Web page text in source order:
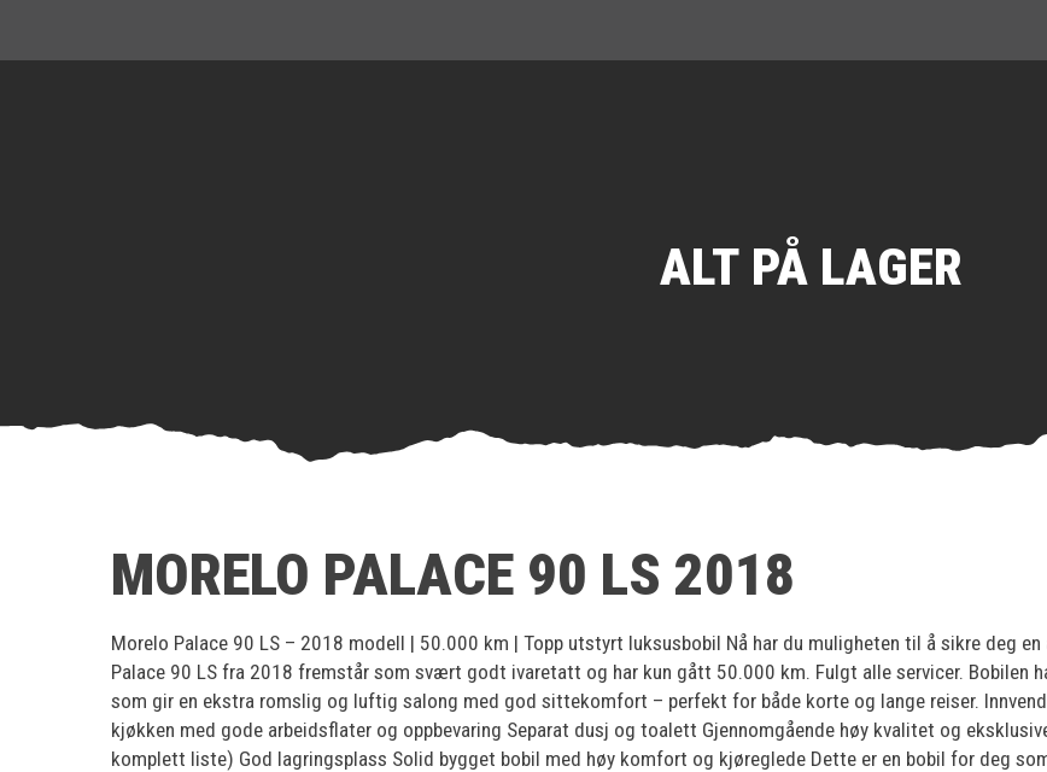
ALT PÅ LAGER
MORELO PALACE 90 LS 2018
Morelo Palace 90 LS – 2018 modell | 50.000 km | Topp utstyrt luksusbobil Nå har du muligheten til å sikre deg
Palace 90 LS fra 2018 fremstår som svært godt ivaretatt og har kun gått 50.000 km. Fulgt alle servicer. Bobilen
som gir en ekstra romslig og luftig salong med god sittekomfort – perfekt for både korte og lange reiser.
kjøkken med gode arbeidsflater og oppbevaring Separat dusj og toalett Gjennomgående høy kvalitet og
komplett liste) God lagringsplass Solid bygget bobil med høy komfort og kjøreglede Dette er en bobil for deg